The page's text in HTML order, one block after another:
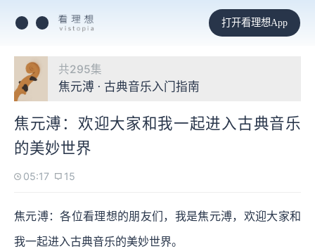
打开看理想App
共295集
焦元溥 · 古典音乐入门指南
焦元溥：欢迎大家和我一起进入古典音乐
的美妙世界
05:17 15
焦元溥：各位看理想的朋友们，我是焦元溥，欢迎大家和
我一起进入古典音乐的美妙世界。